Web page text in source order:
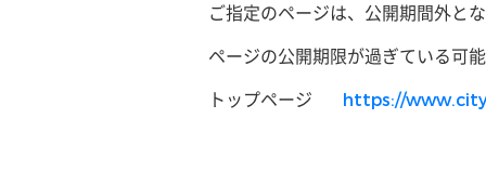
ご指定のページは、公開期間外と
ページの公開期限が過ぎている可
トップページ https://